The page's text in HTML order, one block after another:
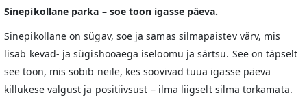
Sinepikollane parka – soe toon igasse päeva.
Sinepikollane on sügav, soe ja samas silmapaistev värv, mis
lisab kevad- ja sügishooaega iseloomu ja särtsu. See on täpselt
see toon, mis sobib neile, kes soovivad tuua igasse päeva
killukese valgust ja positiivsust – ilma liigselt silma torkamata.